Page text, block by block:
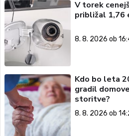
V torek
približal 1,76
8. 8. 2026 ob
Kdo bo leta
gradil
storitve?
8. 8. 2026 ob